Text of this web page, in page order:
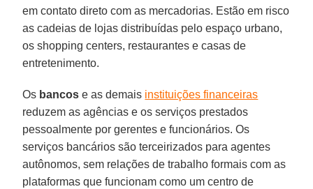
em contato direto com as mercadorias. Estão em risco
as cadeias de lojas distribuídas pelo espaço urbano,
os shopping centers, restaurantes e casas de
entretenimento.
Os bancos e as demais instituições financeiras
reduzem as agências e os serviços prestados
pessoalmente por gerentes e funcionários. Os
serviços bancários são terceirizados para agentes
autônomos, sem relações de trabalho formais com as
plataformas que funcionam como um centro de